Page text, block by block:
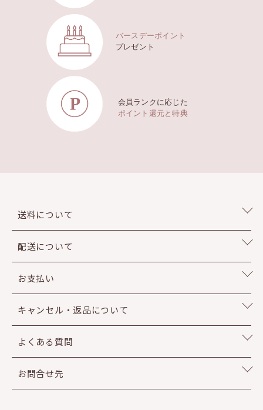
バースデーポイント
プレゼント
会員ランクに応じた
ポイント還元と特典
送料について
配送について
お支払い
キャンセル・返品について
よくある質問
お問合せ先